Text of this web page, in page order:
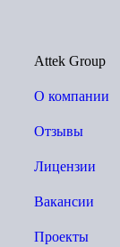
Attek Group
О компании
Отзывы
Лицензии
Вакансии
Проекты